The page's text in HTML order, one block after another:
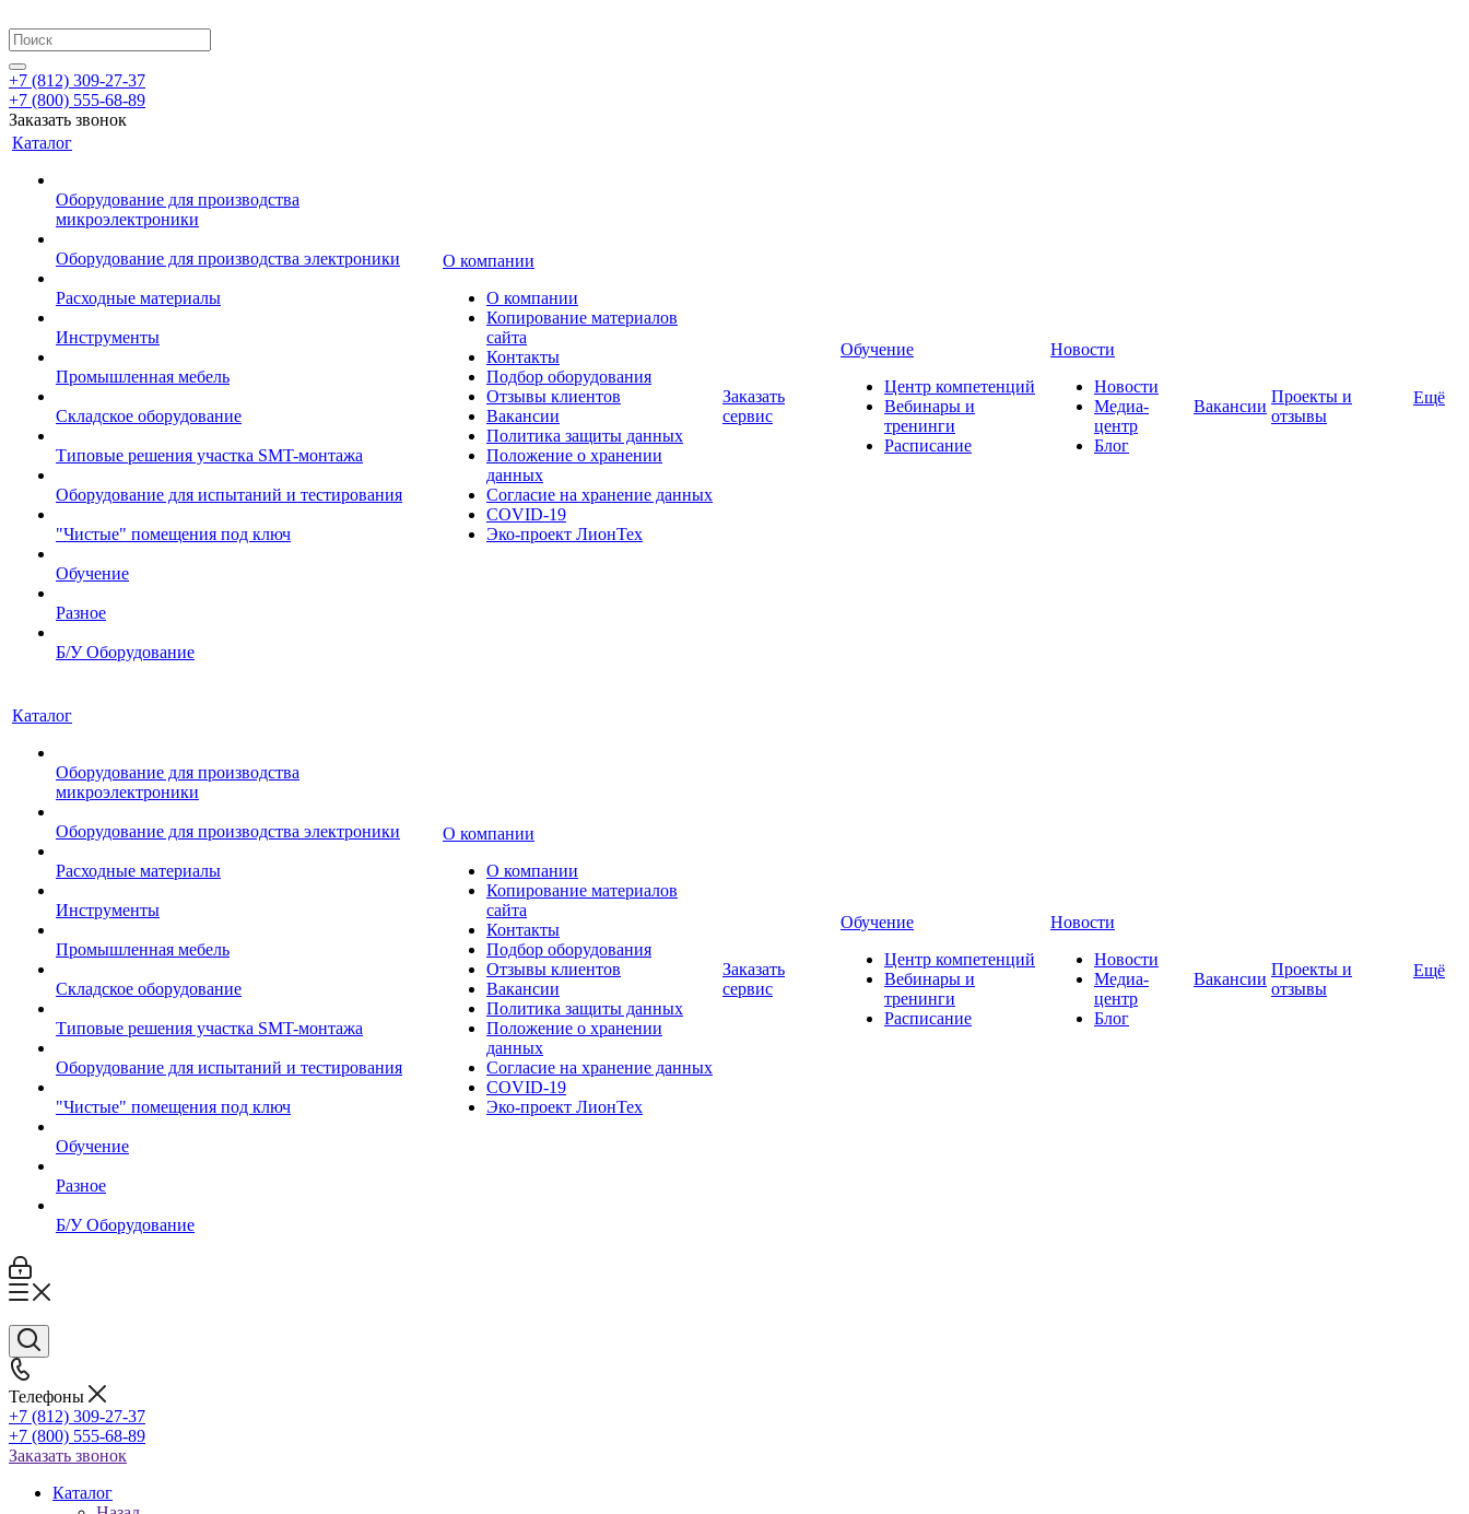
+7 (812) 309-27-37
+7 (800) 555-68-89
Заказать звонок
Каталог
Оборудование для производства
микроэлектроники
Оборудование для производства электроники
Расходные материалы
Инструменты
Промышленная мебель
Складское оборудование
Типовые решения участка SMT-монтажа
Оборудование для испытаний и тестирования
"Чистые" помещения под ключ
Обучение
Разное
Б/У Оборудование
О компании
О компании
Копирование материалов
сайта
Контакты
Подбор оборудования
Отзывы клиентов
Вакансии
Политика защиты данных
Положение о хранении
данных
Согласие на хранение данных
COVID-19
Эко-проект ЛионТех
Заказать
сервис
Обучение
Центр компетенций
Вебинары и
тренинги
Расписание
Новости
Новости
Медиа-
центр
Блог
Вакансии
Проекты и
отзывы
Ещё
Каталог
Оборудование для производства
микроэлектроники
Оборудование для производства электроники
Расходные материалы
Инструменты
Промышленная мебель
Складское оборудование
Типовые решения участка SMT-монтажа
Оборудование для испытаний и тестирования
"Чистые" помещения под ключ
Обучение
Разное
Б/У Оборудование
О компании
О компании
Копирование материалов
сайта
Контакты
Подбор оборудования
Отзывы клиентов
Вакансии
Политика защиты данных
Положение о хранении
данных
Согласие на хранение данных
COVID-19
Эко-проект ЛионТех
Заказать
сервис
Обучение
Центр компетенций
Вебинары и
тренинги
Расписание
Новости
Новости
Медиа-
центр
Блог
Вакансии
Проекты и
отзывы
Ещё
Телефоны
+7 (812) 309-27-37
+7 (800) 555-68-89
Заказать звонок
Каталог